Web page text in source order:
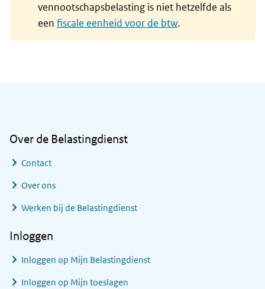
vennootschapsbelasting is niet hetzelfde als
een fiscale eenheid voor de btw.
Over de Belastingdienst
Contact
Over ons
Werken bij de Belastingdienst
Inloggen
Inloggen op Mijn Belastingdienst
Inloggen op Mijn toeslagen